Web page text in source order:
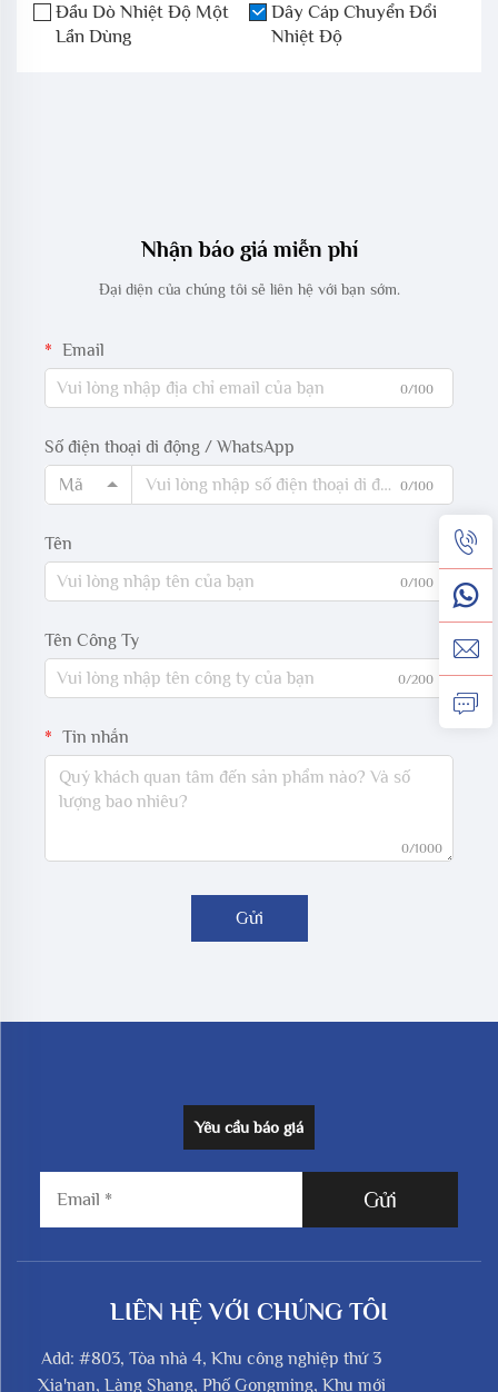
Đầu Dò Nhiệt Độ Một
Lần Dùng
Dây Cáp Chuyển Đổi
Nhiệt Độ
Nhận báo giá miễn phí
Đại diện của chúng tôi sẽ liên hệ với bạn sớm.
Email
0/100
Số điện thoại di động / WhatsApp
Mã
0/100
Tên
0/100
Tên Công Ty
0/200
Tin nhắn
0/1000
Gửi
Yêu cầu báo giá
Gửi
LIÊN HỆ VỚI CHÚNG TÔI
Add: #803, Tòa nhà 4, Khu công nghiệp thứ 3
Xia'nan, Làng Shang, Phố Gongming, Khu mới